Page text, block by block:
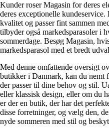
Kunder roser Magasin for deres
deres exceptionelle kundeservice.
kvalitet og passer fint sammen
tilbyder også markedsparasoler i
sommerdage. Besøg Magasin,
markedsparasol med et bredt
Med denne omfattende oversigt
butikker i Danmark, kan du nemt
der passer til dine behov og stil.
eller klassisk design, eller om du
er der en butik, der har det
disse forretninger, og vælg den,
nyde sommeren med stil og